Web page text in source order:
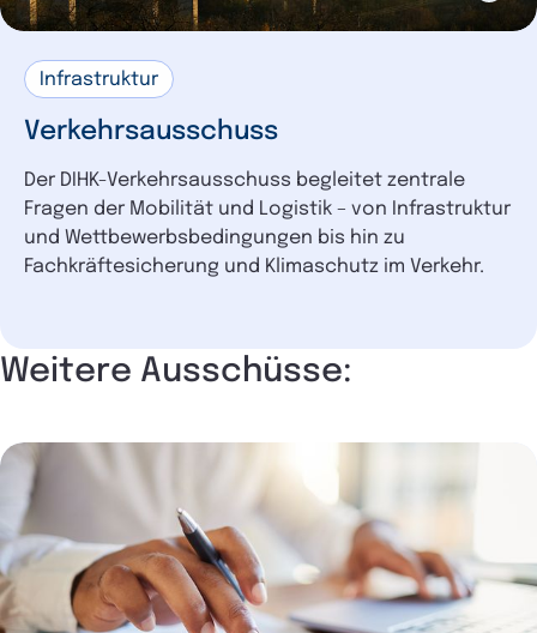
Infrastruktur
Verkehrsausschuss
Der DIHK-Verkehrsausschuss begleitet zentrale
Fragen der Mobilität und Logistik – von Infrastruktur
und Wettbewerbsbedingungen bis hin zu
Fachkräftesicherung und Klimaschutz im Verkehr.
Weitere Ausschüsse: